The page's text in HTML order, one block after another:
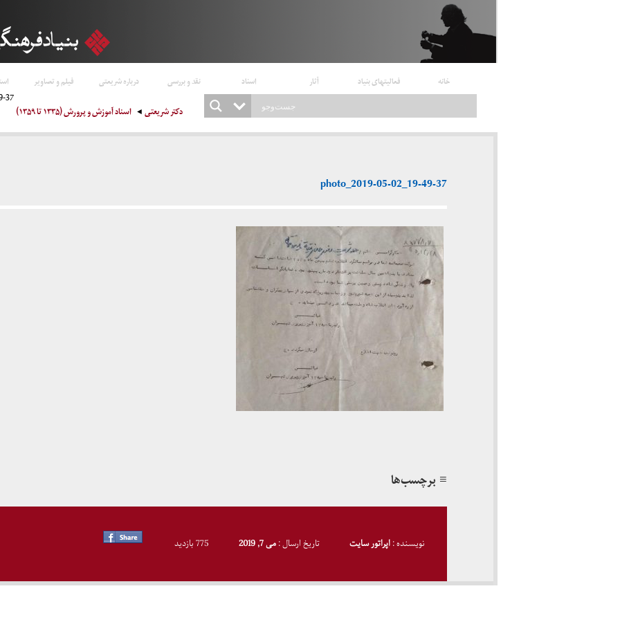
خانه فعالیتهای بنیاد آثار اسناد نقد و بررسی درباره شریعتی فیلم و تصاویر
دکتر شریعتی اسناد آموزش و پرورش (۱۳۳۵ تا ۱۳۵۹)
37
photo_2019-05-02_19-49-37
≡ برچسب‌ها
نویسنده :اپراتور سایت تاریخ ارسال :می 7, 2019 775 بازدید